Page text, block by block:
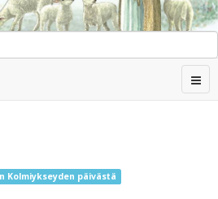
Kolmiykseyden päivästä